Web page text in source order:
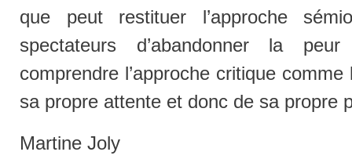
que peut restituer l’approche
spectateurs d’abandonner la
comprendre l’approche critique
sa propre attente et donc de sa propre
Martine Joly